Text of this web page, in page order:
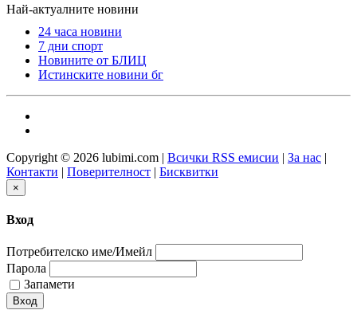
Най-актуалните новини
24 часа новини
7 дни спорт
Новините от БЛИЦ
Истинските новини бг
Copyright © 2026 lubimi.com | Всички RSS емисии | За нас |
Контакти | Поверителност | Бисквитки
×
Вход
Потребителско име/Имейл
Парола
Запамети